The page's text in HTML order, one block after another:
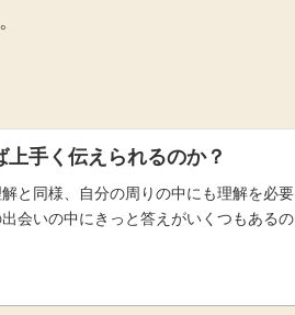
手く伝えられるのか？
と同様、自分の周りの中にも理解を必要
会いの中にきっと答えがいくつもあるの